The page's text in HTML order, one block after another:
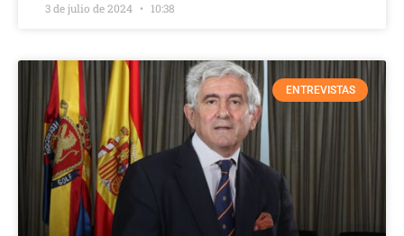
3 de julio de 2024 10:38
ENTREVISTAS